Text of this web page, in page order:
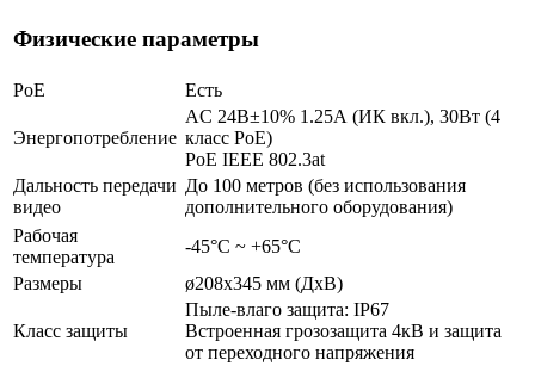
Физические параметры
PoE Есть
Энергопотребление
AC 24В±10% 1.25А (ИК вкл.), 30Вт (4
класс PoE)
PoE IEEE 802.3at
Дальность передачи
видео
До 100 метров (без использования
дополнительного оборудования)
Рабочая
температура
-45°С ~ +65°С
Размеры
ø208х345 мм (ДхВ)
Класс защиты
Пыле-влаго защита: IP67
Встроенная грозозащита 4кВ и защита
от переходного напряжения